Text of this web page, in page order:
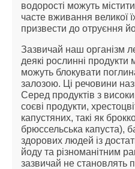
водорості можуть
часте вживання великої
призвести до отруєння
Зазвичай наш організм
деякі рослинні продукти
можуть блокувати
залозою. Ці речовини
Серед продуктів з
соєві продукти,
капустяних, такі як
брюссельська капуста),
здорових людей із
йоду та різноманітним
зазвичай не становлять